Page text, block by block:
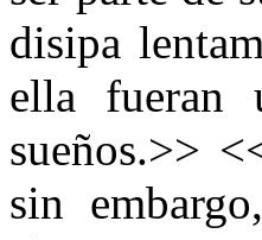
disipa
ella fueran
sueños.>>
sin